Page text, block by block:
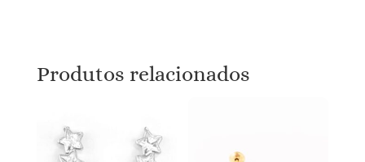
Produtos relacionados